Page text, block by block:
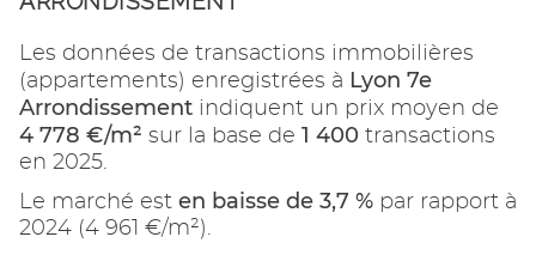
Les données de transactions immobilières
(appartements) enregistrées à Lyon 7e
Arrondissement indiquent un prix moyen de
4 778 €/m² sur la base de 1 400 transactions
en 2025.
Le marché est en baisse de 3,7 % par rapport à
2024 (4 961 €/m²).